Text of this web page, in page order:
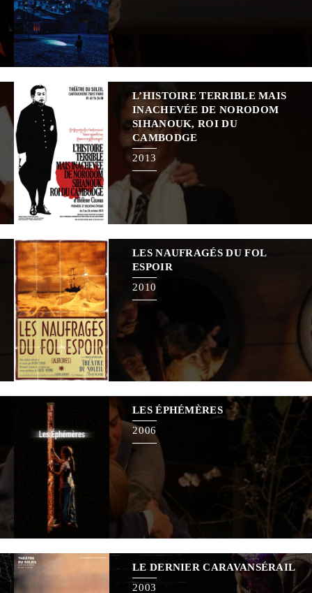
L’HISTOIRE TERRIBLE MAIS
INACHEVÉE DE NORODOM
SIHANOUK, ROI DU
CAMBODGE
2013
LES NAUFRAGÉS DU FOL
ESPOIR
2010
LES ÉPHÉMÈRES
2006
LE DERNIER CARAVANSÉRAIL
2003